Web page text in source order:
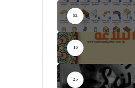
52
16
25